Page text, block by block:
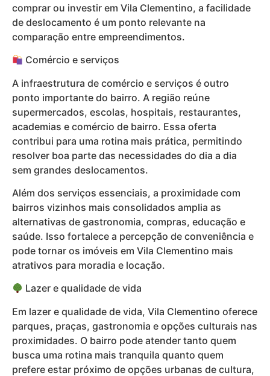
comprar ou investir em Vila Clementino, a facilidade
de deslocamento é um ponto relevante na
comparação entre empreendimentos.
Comércio e serviços
A infraestrutura de comércio e serviços é outro
ponto importante do bairro. A região reúne
supermercados, escolas, hospitais, restaurantes,
academias e comércio de bairro. Essa oferta
contribui para uma rotina mais prática, permitindo
resolver boa parte das necessidades do dia a dia
sem grandes deslocamentos.
Além dos serviços essenciais, a proximidade com
bairros vizinhos mais consolidados amplia as
alternativas de gastronomia, compras, educação e
saúde. Isso fortalece a percepção de conveniência e
pode tornar os imóveis em Vila Clementino mais
atrativos para moradia e locação.
Lazer e qualidade de vida
Em lazer e qualidade de vida, Vila Clementino oferece
parques, praças, gastronomia e opções culturais nas
proximidades. O bairro pode atender tanto quem
busca uma rotina mais tranquila quanto quem
prefere estar próximo de opções urbanas de cultura,